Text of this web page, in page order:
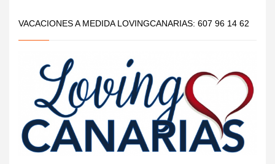
VACACIONES A MEDIDA LOVINGCANARIAS: 607 96 14 62